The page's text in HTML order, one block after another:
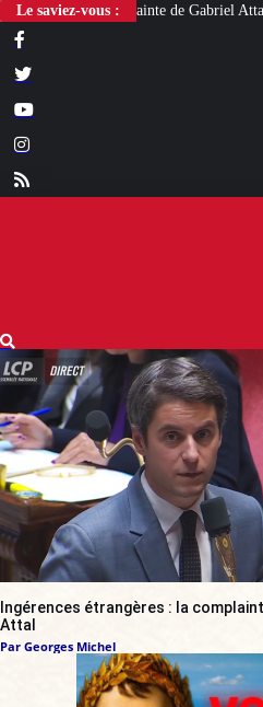
Le saviez-vous :« Ta chicha et ta
Ingérences étrangères : la
Attal
Par Georges Michel